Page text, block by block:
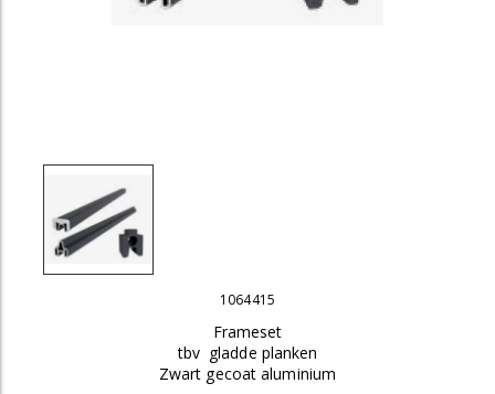
1064415
Frameset
tbv gladde planken
Zwart gecoat aluminium